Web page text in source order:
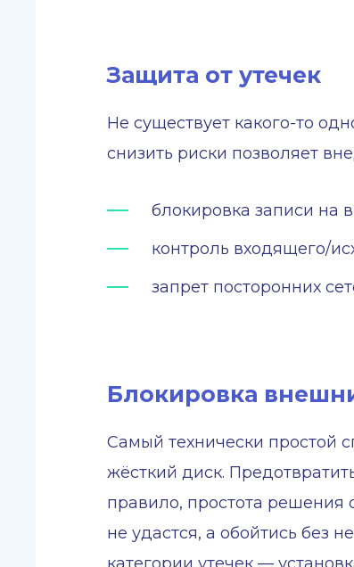
Защита от утечек
Не существует какого-то
снизить риски позволяет
блокировка записи на
контроль входящего/
запрет посторонних
Блокировка
Самый технически простой
жёсткий диск.
правило, простота решения
не удастся, а обойтись без